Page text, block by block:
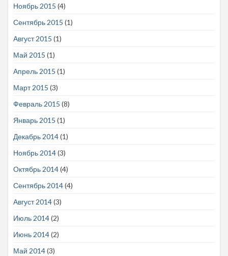
Ноябрь 2015 (4)
Сентябрь 2015 (1)
Август 2015 (1)
Май 2015 (1)
Апрель 2015 (1)
Март 2015 (3)
Февраль 2015 (8)
Январь 2015 (1)
Декабрь 2014(1)
Ноябрь 2014(3)
Октябрь 2014(4)
Сентябрь 2014(4)
Август 2014(3)
Июль 2014(2)
Июнь 2014(2)
Май 2014(3)